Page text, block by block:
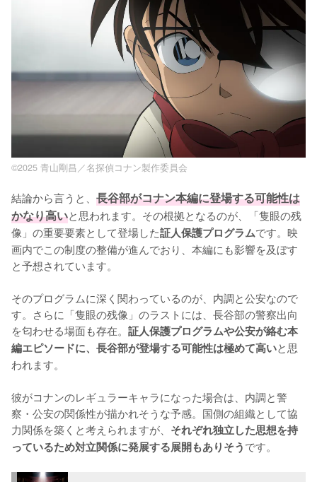
©2025 青山剛昌／名探偵コナン製作委員会
結論から言うと、 長谷部がコナン本編に登場する可能性は
かなり高いと思われます。その根拠となるのが、「隻眼の残
像」の重要要素として登場した証人保護プログラムです。映
画内でこの制度の整備が進んでおり、本編にも影響を及ぼす
と予想されています。
そのプログラムに深く関わっているのが、内調と公安なので
す。さらに「隻眼の残像」のラストには、長谷部の警察出向
を匂わせる場面も存在。 証人保護プログラムや公安が絡む本
編エピソードに、長谷部が登場する可能性は極めて高いと思
われます。
彼がコナンのレギュラーキャラになった場合は、内調と警
察・公安の関係性が描かれそうな予感。国側の組織として協
力関係を築くと考えられますが、 それぞれ独立した思想を持
っているため対立関係に発展する展開もありそうです。